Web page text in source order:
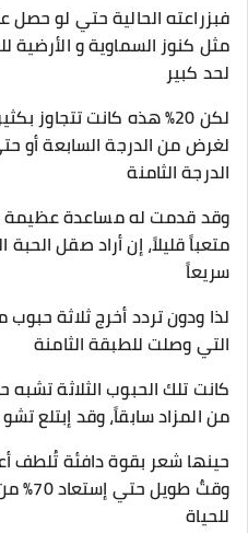
فبزراعته الحالية حتي لو
مثل كنوز السماوية و
لحد كبير
لكن 20% هذه كانت تتجاوز
الدرجة الثامنة
وقد قدمت له مساعدة عظيمة
متعباً قليلاً، إن أراد صقل
سريعاً
لذا ودون تردد أخرج ثلاثة
التي وصلت للطبقة الثامنة
كانت تلك الحبوب الثلاثة تشبه
من المزاد سابقاً، وقد إبتلع
حينها شعر بقوة دافئة تُلطف
وقتٌ
للحياة